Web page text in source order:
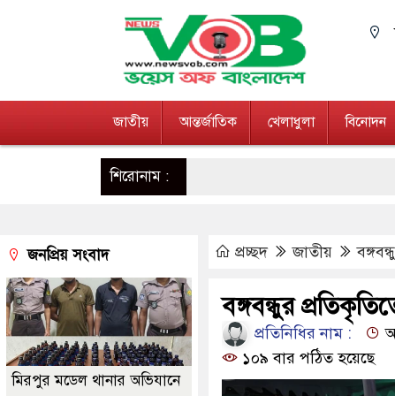
জাতীয় আন্তর্জাতিক খেলাধুলা বিনোদন
শিরোনাম :
প্রচ্ছদ জাতীয়
বঙ্গবন্ধুর
প্রতিনিধির নাম :
১০৯ বার পঠিত হয়েছে
জনপ্রিয় সংবাদ
মিরপুর মডেল থানার অভিযানে